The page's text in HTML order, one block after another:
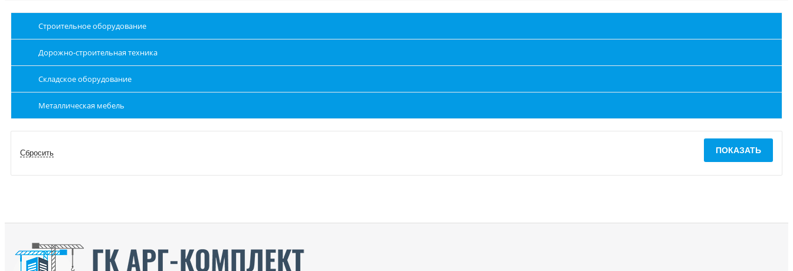
Строительное оборудование
Дорожно-строительная техника
Складское оборудование
Металлическая мебель